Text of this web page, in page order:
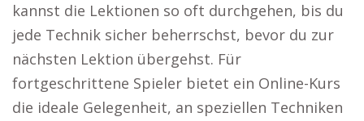
kannst die Lektionen so oft durchgehen, bis du
jede Technik sicher beherrschst, bevor du zur
nächsten Lektion übergehst. Für
fortgeschrittene Spieler bietet ein Online-Kurs
die ideale Gelegenheit, an speziellen Techniken